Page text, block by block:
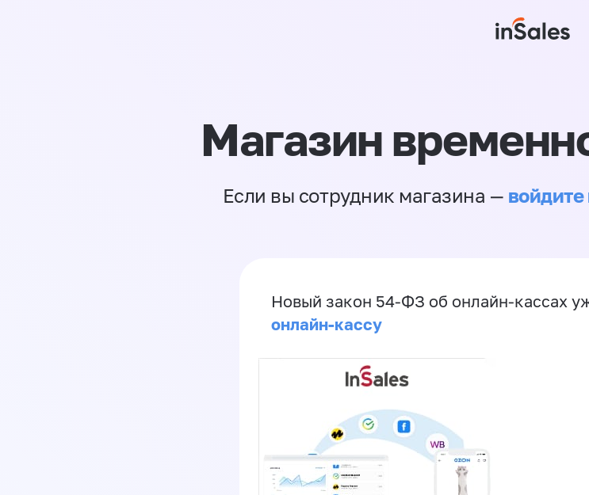
Магазин
Если вы сотрудник магазина —
Новый закон 54-ФЗ об онлайн-кассах
онлайн-кассу